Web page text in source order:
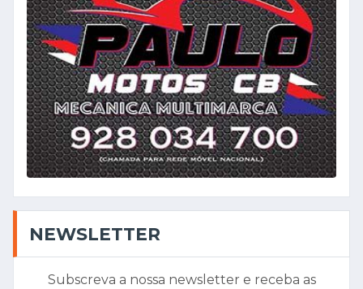
NEWSLETTER
Subscreva a nossa newsletter e receba as